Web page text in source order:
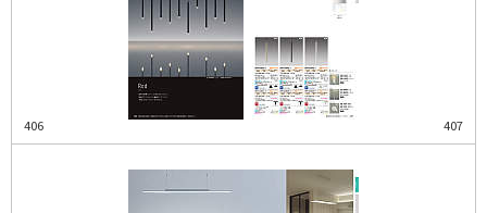
406 407